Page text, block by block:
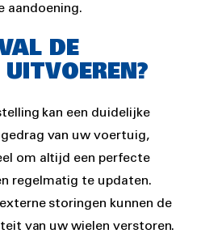
aandoening.
DE
kan een duidelijke
van uw voertuig,
om altijd een perfecte
regelmatig te updaten.
storingen kunnen de
van uw wielen verstoren.